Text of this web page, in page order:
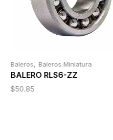
Baleros, Baleros Miniatura
BALERO RLS6-ZZ
$50.85